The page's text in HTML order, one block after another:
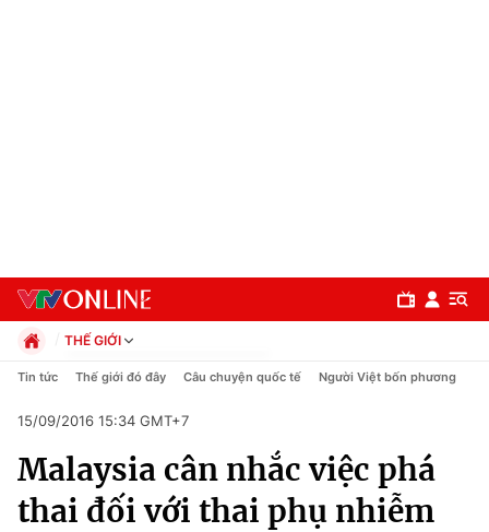
Chuyên mục
Chính trị
THẾ GIỚI
Chính trị
Pháp luật
Kinh tế
Thể thao
Truyền hình
Tin tức Thế giới đó đây Câu chuyện quốc tế Người Việt bốn phương
15/09/2016 15:34 GMT+7
Malaysia cân nhắc việc phá
thai đối với thai phụ nhiễm